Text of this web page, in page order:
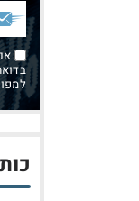
למפורט